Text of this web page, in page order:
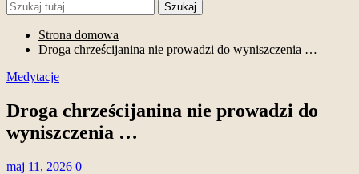
Szukaj
Strona domowa
Droga chrześcijanina nie prowadzi do wyniszczenia …
Medytacje
Droga chrześcijanina nie prowadzi do
wyniszczenia …
maj 11, 2026 0